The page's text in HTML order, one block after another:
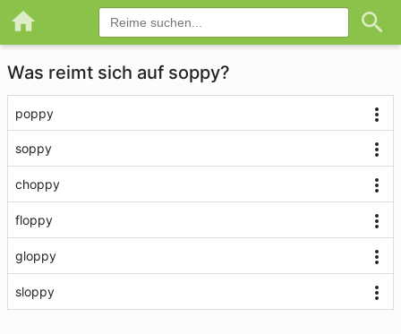
Was reimt sich auf soppy?
poppy
soppy
choppy
floppy
gloppy
sloppy